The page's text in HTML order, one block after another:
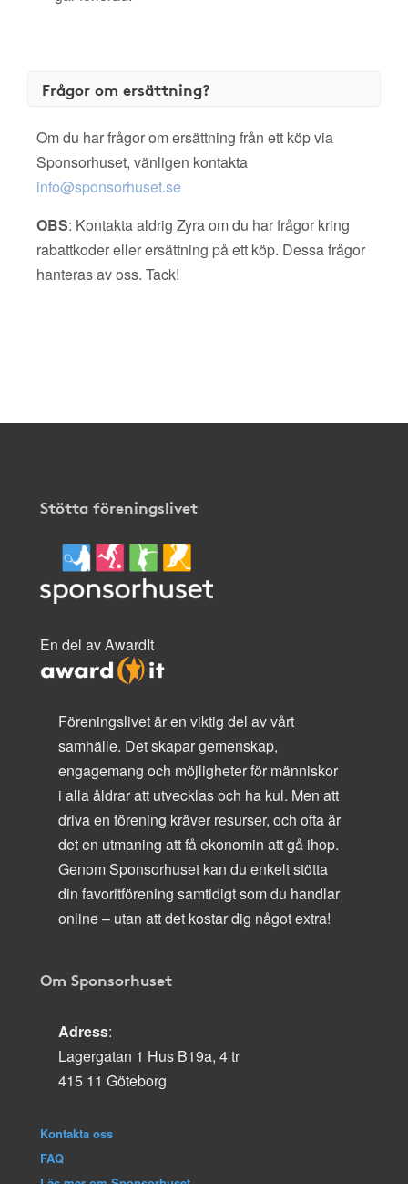
Frågor om ersättning?
Om du har frågor om ersättning från ett köp via
Sponsorhuset, vänligen kontakta
info@sponsorhuset.se
OBS: Kontakta aldrig Zyra om du har frågor kring
rabattkoder eller ersättning på ett köp. Dessa frågor
hanteras av oss. Tack!
Stötta föreningslivet
En del av AwardIt
Föreningslivet är en viktig del av vårt
samhälle. Det skapar gemenskap,
engagemang och möjligheter för människor
i alla åldrar att utvecklas och ha kul. Men att
driva en förening kräver resurser, och ofta är
det en utmaning att få ekonomin att gå ihop.
Genom Sponsorhuset kan du enkelt stötta
din favoritförening samtidigt som du handlar
online – utan att det kostar dig något extra!
Om Sponsorhuset
Adress:
Lagergatan 1 Hus B19a, 4 tr
415 11 Göteborg
Kontakta oss
FAQ